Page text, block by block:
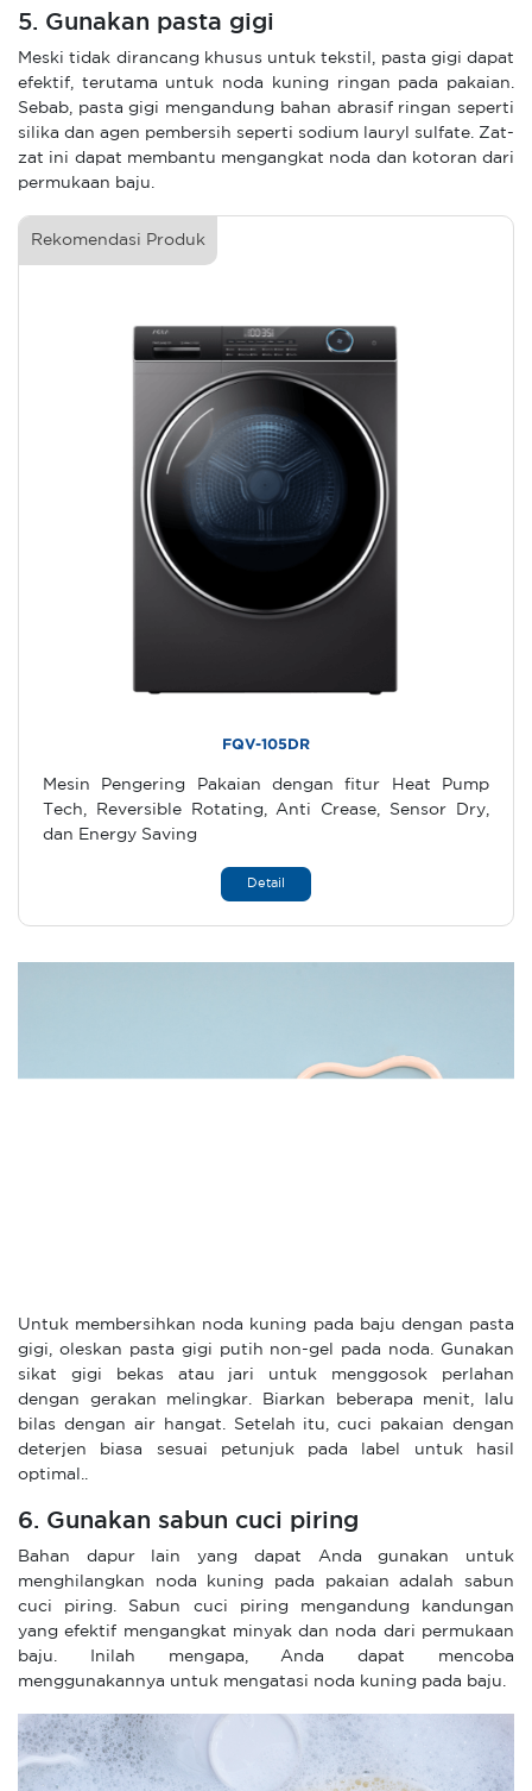
5. Gunakan pasta gigi
Meski tidak dirancang khusus untuk tekstil, pasta gigi dapat
efektif, terutama untuk noda kuning ringan pada pakaian.
Sebab, pasta gigi mengandung bahan abrasif ringan seperti
silika dan agen pembersih seperti sodium lauryl sulfate. Zat-
zat ini dapat membantu mengangkat noda dan kotoran dari
permukaan baju.
Rekomendasi Produk
FQV-105DR
Mesin Pengering Pakaian dengan fitur Heat Pump
Tech, Reversible Rotating, Anti Crease, Sensor Dry,
dan Energy Saving
Detail
Untuk membersihkan noda kuning pada baju dengan pasta
gigi, oleskan pasta gigi putih non-gel pada noda. Gunakan
sikat gigi bekas atau jari untuk menggosok perlahan
dengan gerakan melingkar. Biarkan beberapa menit, lalu
bilas dengan air hangat. Setelah itu, cuci pakaian dengan
deterjen biasa sesuai petunjuk pada label untuk hasil
optimal..
6. Gunakan sabun cuci piring
Bahan dapur lain yang dapat Anda gunakan untuk
menghilangkan noda kuning pada pakaian adalah sabun
cuci piring. Sabun cuci piring mengandung kandungan
yang efektif mengangkat minyak dan noda dari permukaan
baju. Inilah mengapa, Anda dapat mencoba
menggunakannya untuk mengatasi noda kuning pada baju.